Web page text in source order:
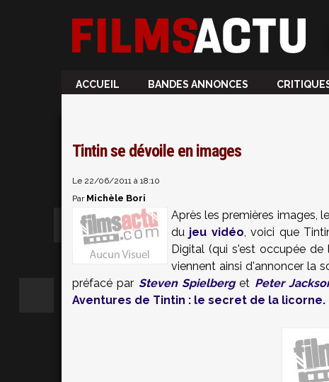
ACCUEIL BANDES ANNONCES
Tintin se dévoile en images
Le 22/06/2011 à 18:10
Par Michèle Bori
Après les premières images,
du jeu vidéo, voici que
Digital (qui s'est occupée de
viennent ainsi d'annoncer la
préfacé par Steven Spielberget Peter
Aventures de Tintin : le secret de la licorne.